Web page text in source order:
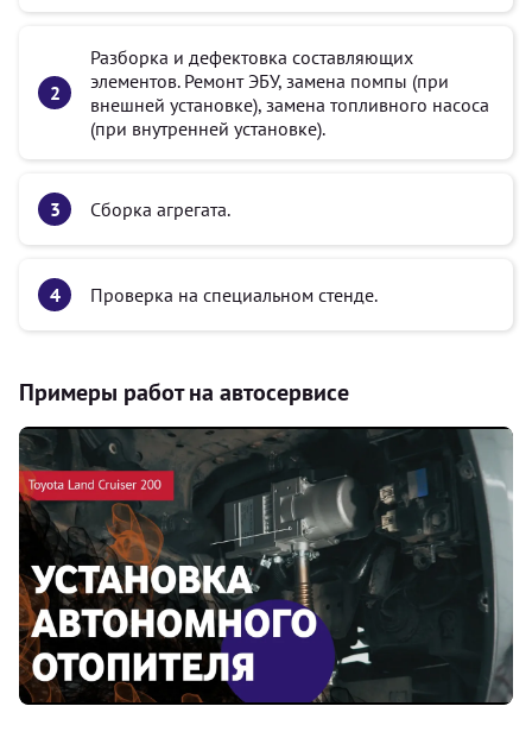
Разборка и дефектовка составляющих
элементов. Ремонт ЭБУ, замена помпы (при
внешней установке), замена топливного насоса
(при внутренней установке).
Сборка агрегата.
Проверка на специальном стенде.
Примеры работ на автосервисе